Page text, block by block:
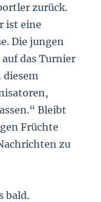
zurück.
ist eine
Die jungen
das Turnier
diesem
Bleibt
Früchte
zu
bald.